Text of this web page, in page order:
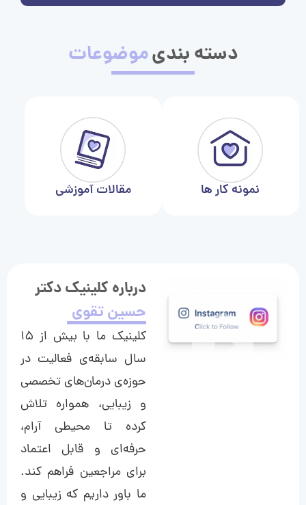
دسته بندیموضوعات
نمونه کار ها مقالات آموزشی
درباره کلینیک دکتر
حسین تقوی
کلینیک ما با بیش از ۱۵
سال سابقه‌ی فعالیت در
حوزه‌ی درمان‌های تخصصی
و زیبایی، همواره تلاش
کرده تا محیطی آرام،
حرفه‌ای و قابل اعتماد
برای مراجعین فراهم کند.
ما باور داریم که زیبایی و